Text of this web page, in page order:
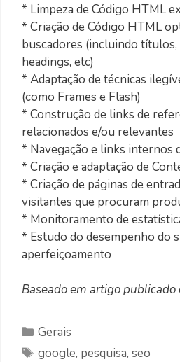
* Limpeza de Código HTML
* Criação de Código HTML
buscadores (incluindo títulos,
headings, etc)
* Adaptação de técnicas
(como Frames e Flash)
* Construção de links de
relacionados e/ou relevantes
* Navegação e links internos
* Criação e adaptação de
* Criação de páginas de
visitantes que procuram
* Monitoramento de
* Estudo do desempenho do
aperfeiçoamento
Baseado em artigo publicado
Categorias
Gerais
Etiquetas
google, pesquisa,seo